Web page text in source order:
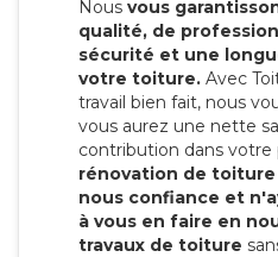
Nous vous
qualité, de
sécurité et une
votre toiture. Avec
travail bien fait, nous
vous aurez une nette
contribution dans votre
rénovation de toiture
nous confiance et
à vous en faire en
travaux de toiture